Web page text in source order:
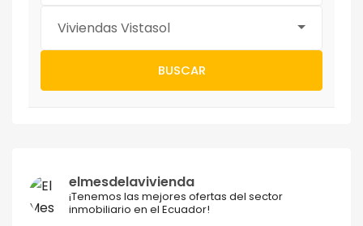
Viviendas Vistasol
BUSCAR
elmesdelavivienda
¡Tenemos las mejores ofertas del sector
inmobiliario en el Ecuador!